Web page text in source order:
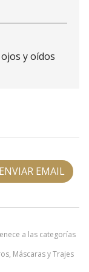
a las categorías
Máscaras y Trajes
y oídos
ENVIAR EMAIL